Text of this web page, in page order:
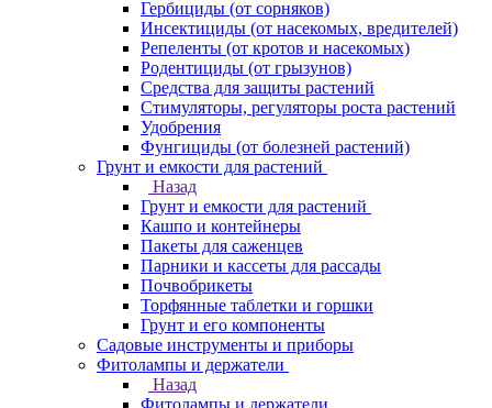
Гербициды (от сорняков)
Инсектициды (от насекомых, вредителей)
Репеленты (от кротов и насекомых)
Родентициды (от грызунов)
Средства для защиты растений
Стимуляторы, регуляторы роста растений
Удобрения
Фунгициды (от болезней растений)
Грунт и емкости для растений
Назад
Грунт и емкости для растений
Кашпо и контейнеры
Пакеты для саженцев
Парники и кассеты для рассады
Почвобрикеты
Торфянные таблетки и горшки
Грунт и его компоненты
Садовые инструменты и приборы
Фитолампы и держатели
Назад
Фитолампы и держатели